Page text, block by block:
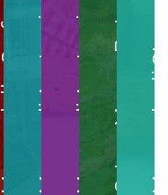
Museo della Grafica Museo di Anatomia UmanaOrto e Museo Botanico